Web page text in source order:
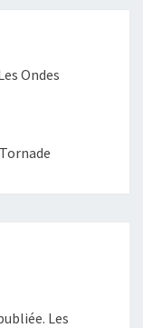
Ondes
Les